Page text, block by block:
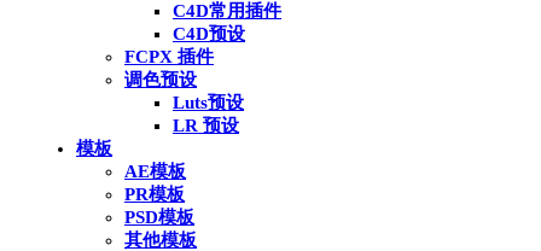
C4D常用插件
C4D预设
FCPX 插件
调色预设
Luts预设
LR 预设
模板
AE模板
PR模板
PSD模板
其他模板